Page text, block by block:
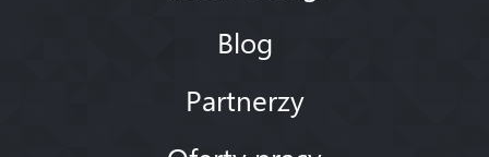
Blog
Partnerzy